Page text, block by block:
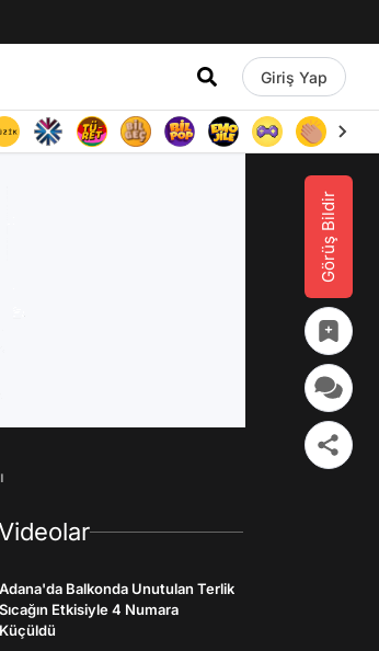
Giriş Yap
Görüş Bildir
Adana'da Balkonda Unutulan Terlik
Sıcağın Etkisiyle 4 Numara
Küçüldü